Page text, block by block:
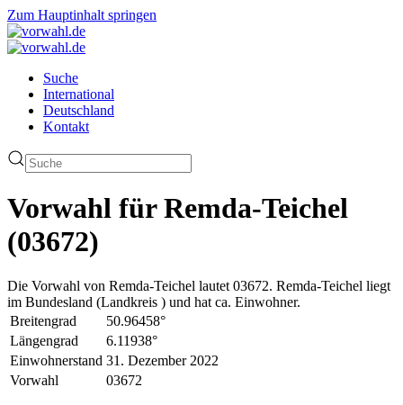
Zum Hauptinhalt springen
Suche
International
Deutschland
Kontakt
Vorwahl für Remda-Teichel
(03672)
Die Vorwahl von Remda-Teichel lautet 03672. Remda-Teichel liegt
im Bundesland (Landkreis ) und hat ca. Einwohner.
Breitengrad
50.96458°
Längengrad
6.11938°
Einwohnerstand 31. Dezember 2022
Vorwahl
03672